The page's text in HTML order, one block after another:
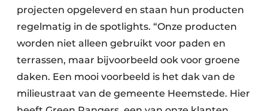
projecten opgeleverd en staan hun producten
regelmatig in de spotlights. “Onze producten
worden niet alleen gebruikt voor paden en
terrassen, maar bijvoorbeeld ook voor groene
daken. Een mooi voorbeeld is het dak van de
milieustraat van de gemeente Heemstede. Hier